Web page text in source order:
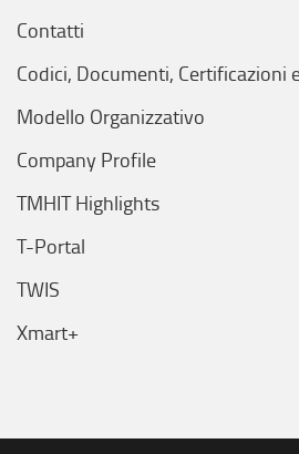
Contatti
Codici, Documenti, Certificazioni
Modello Organizzativo
Company Profile
TMHIT Highlights
T-Portal
TWIS
Xmart+